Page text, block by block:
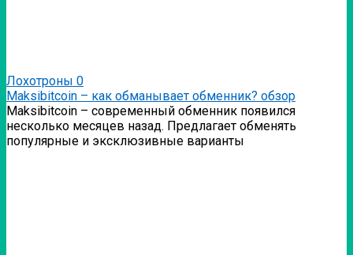
Лохотроны 0
Мaksibitcoin – как обманывает обменник? обзор
Мaksibitcoin – современный обменник появился
несколько месяцев назад. Предлагает обменять
популярные и эксклюзивные варианты